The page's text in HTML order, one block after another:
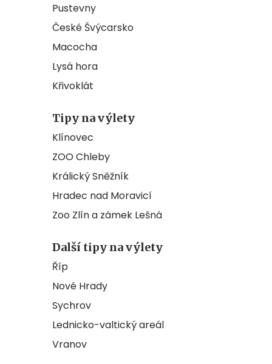
Pustevny
České Švýcarsko
Macocha
Lysá hora
Křivoklát
Tipy na výlety
Klínovec
ZOO Chleby
Králický Sněžník
Hradec nad Moravicí
Zoo Zlín a zámek Lešná
Další tipy na výlety
Říp
Nové Hrady
Sychrov
Lednicko-valtický areál
Vranov